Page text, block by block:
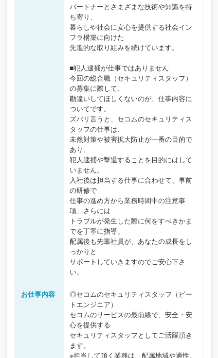
パートナーとさまざまな技術や知識を持
ち寄り、
暮らしや社会に安心を提供する社会イン
フラ構築に向けた
先進的な取り組みを続けています。
■犯人逮捕が仕事ではありません
今回の総合職（セキュリティスタッフ）
の募集に際して、
勘違いしてほしくないのが、仕事内容に
ついてです。
ズバリ言うと、セコムのセキュリティス
タッフの仕事は、
未然対策や被害拡大防止が一番の目的で
あり、
犯人逮捕や撃退することを目的にはして
いません。
入社後は担当する仕事に合わせて、事前
の研修で
仕事の進め方から業務時間中の注意事
項、さらには
トラブルが発生した際に何をすべきかま
でを丁寧に指導。
配属後も先輩社員が、あなたの成長をし
っかりと
サポートしていきますのでご安心下さ
い。
お仕事内容
◎セコムのセキュリティスタッフ（ビー
トエンジニア）
セコムのサービスの最前線で、安全・安
心を提供する
セキュリティスタッフとしてご活躍頂き
ます。
※担当して頂く業務は、配属地域や適性、